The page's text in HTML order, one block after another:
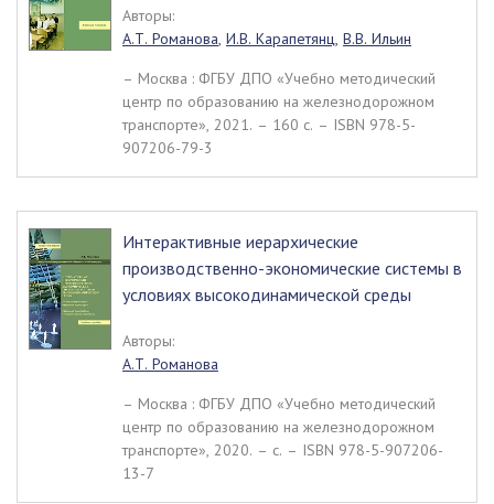
Авторы:
А.Т. Романова, И.В. Карапетянц, В.В. Ильин
– Москва : ФГБУ ДПО «Учебно методический
центр по образованию на железнодорожном
транспорте», 2021. – 160 c. – ISBN 978-5-
907206-79-3
Интерактивные иерархические
производственно-экономические системы в
условиях высокодинамической среды
Авторы:
А.Т. Романова
– Москва : ФГБУ ДПО «Учебно методический
центр по образованию на железнодорожном
транспорте», 2020. – c. – ISBN 978-5-907206-
13-7